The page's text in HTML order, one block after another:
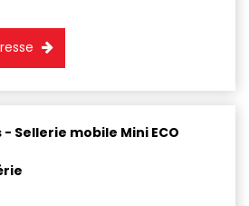
Sellerie mobile Mini ECO